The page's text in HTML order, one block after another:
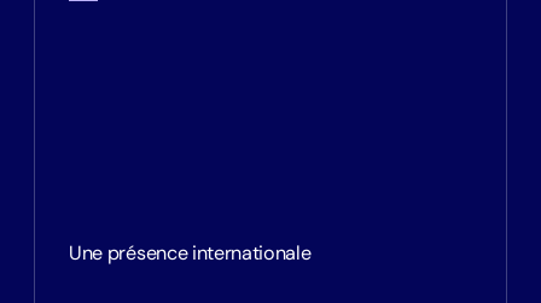
Une présence internationale